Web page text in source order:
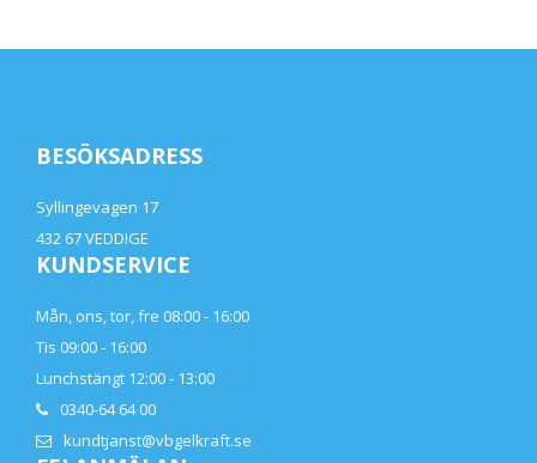
BESÖKSADRESS
Syllingevägen 17
432 67 VEDDIGE
KUNDSERVICE
Mån, ons, tor, fre 08:00 - 16:00
Tis 09:00 - 16:00
Lunchstängt 12:00 - 13:00
0340-64 64 00
kundtjanst@vbgelkraft.se